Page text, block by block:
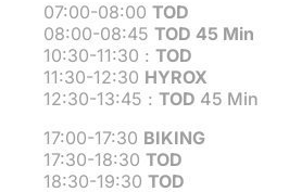
07:00-08:00 TOD
08:00-08:45 TOD 45 Min
10:30-11:30 : TOD
11:30-12:30 HYROX
12:30-13:45 : TOD 45 Min
17:00-17:30 BIKING
17:30-18:30 TOD
18:30-19:30 TOD